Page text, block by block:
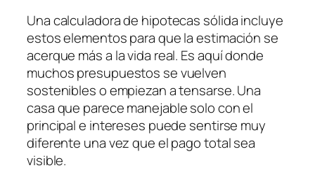
Una calculadora de hipotecas sólida incluye
estos elementos para que la estimación se
acerque más a la vida real. Es aquí donde
muchos presupuestos se vuelven
sostenibles o empiezan a tensarse. Una
casa que parece manejable solo con el
principal e intereses puede sentirse muy
diferente una vez que el pago total sea
visible.